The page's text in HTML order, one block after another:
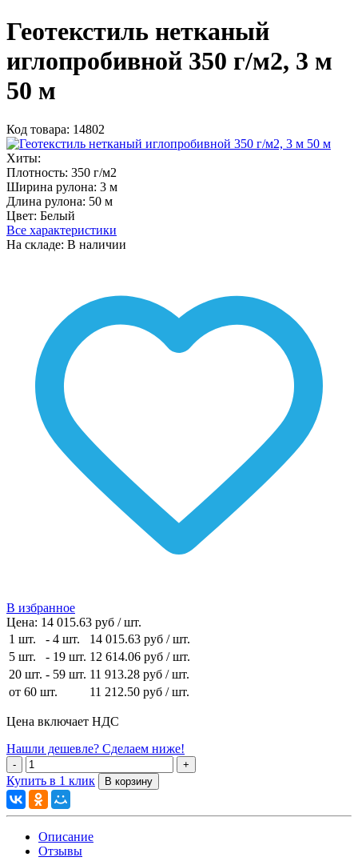
Геотекстиль нетканый
иглопробивной 350 г/м2, 3 м
50 м
Код товара: 14802
Хиты:
Плотность: 350 г/м2
Ширина рулона: 3 м
Длина рулона: 50 м
Цвет: Белый
Все характеристики
На складе: В наличии
В избранное
Цена: 14 015.63 руб / шт.
1 шт.
- 4 шт. 14 015.63 руб / шт.
5 шт.
- 19 шт. 12 614.06 руб / шт.
20 шт. - 59 шт. 11 913.28 руб / шт.
от 60 шт.
11 212.50 руб / шт.
Цена включает НДС
Нашли дешевле? Сделаем ниже!
Купить в 1 клик
Описание
Отзывы